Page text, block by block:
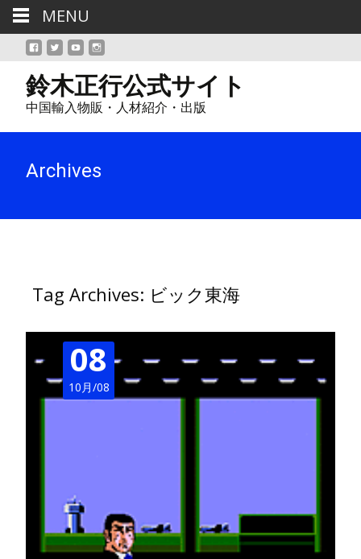
鈴木正行公式サイト
中国輸入物販・人材紹介・出版
Archives
Tag Archives: ビック東海
08
10月/08
MENU